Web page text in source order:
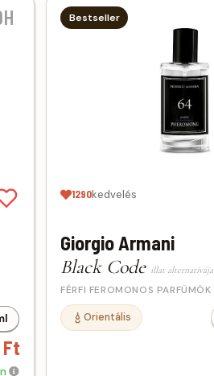
Bestseller
1290kedvelés
Giorgio Armani
Black Code illat alternatívája
FÉRFI FEROMONOS PARFÜMÖK
Orientális